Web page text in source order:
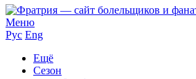
Меню
Рус Eng
Ещё
Сезон